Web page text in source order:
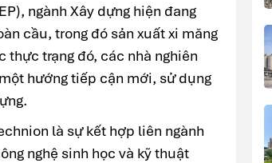
ngành Xây dựng hiện đang
cầu, trong đó sản xuất xi măng
thực trạng đó, các nhà nghiên
hướng tiếp cận mới, sử dụng
là sự kết hợp liên ngành
nghệ sinh học và kỹ thuật